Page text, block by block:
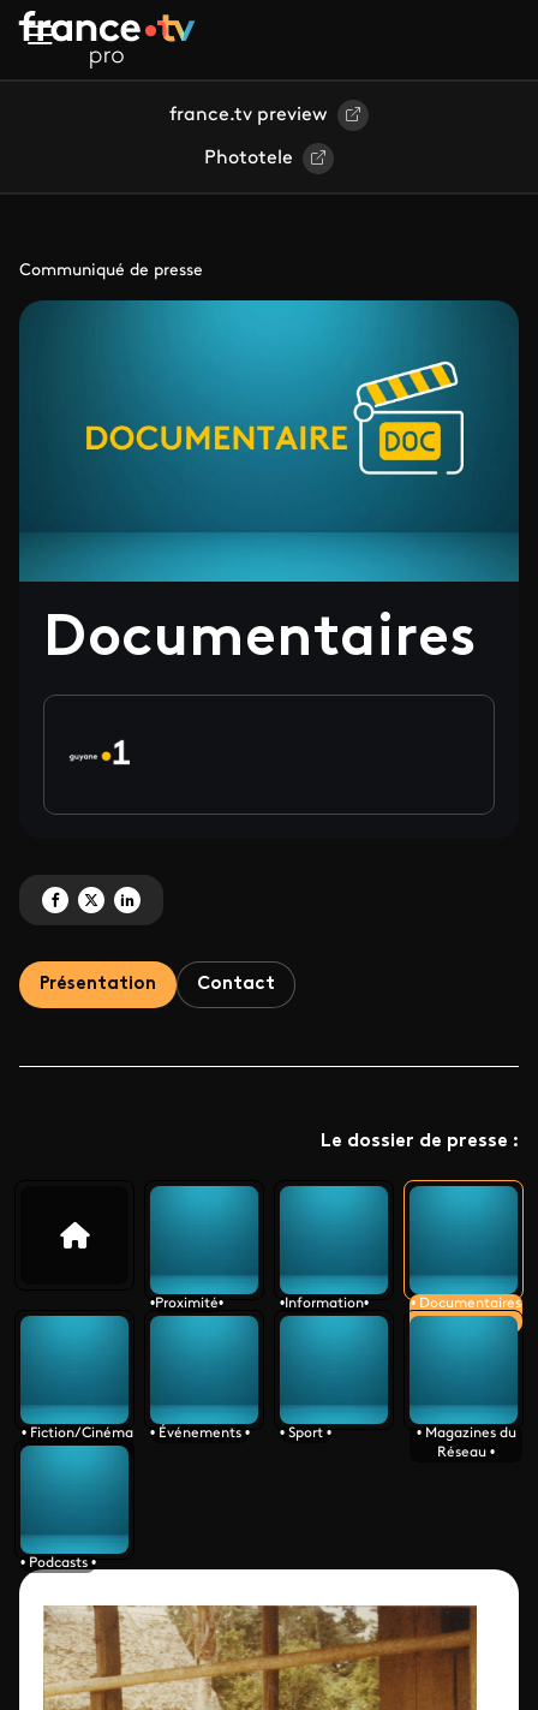
Aller au contenu principal
france.tv preview
Phototele
Communiqué de presse
Documentaires
Partagez 'Documentaires' sur Facebook
Partagez 'Documentaires' sur X
Partagez 'Documentaires' sur LinkedIn
Présentation Contact
Le dossier de presse :
•Proximité• •Information•
• Documentaires
• Fiction/Cinéma
• Événements • • Sport •
• Magazines du
Réseau •
• Podcasts •